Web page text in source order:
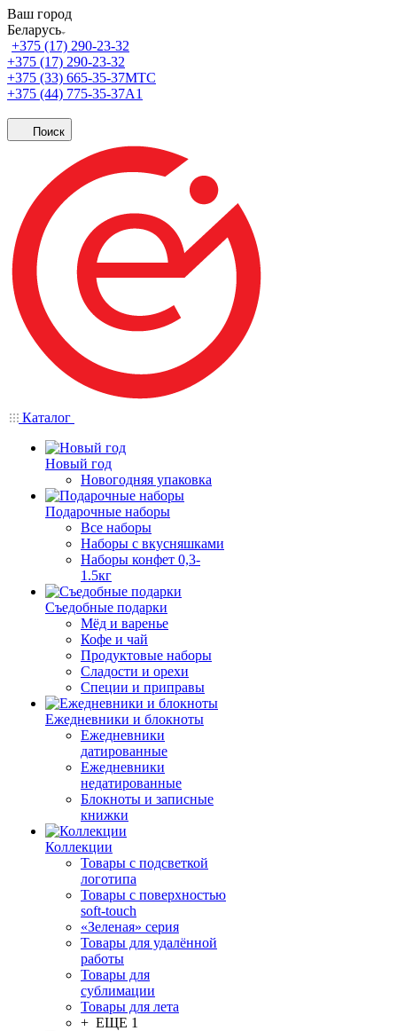
Ваш город
Беларусь
+375 (17) 290-23-32
+375 (17) 290-23-32
+375 (33) 665-35-37МТС
+375 (44) 775-35-37А1
Поиск
Каталог
Новый год
Новогодняя упаковка
Подарочные наборы
Все наборы
Наборы с вкусняшками
Наборы конфет 0,3-
1.5кг
Съедобные подарки
Мёд и варенье
Кофе и чай
Продуктовые наборы
Сладости и орехи
Специи и приправы
Ежедневники и блокноты
Ежедневники
датированные
Ежедневники
недатированные
Блокноты и записные
книжки
Коллекции
Товары с подсветкой
логотипа
Товары с поверхностью
soft-touch
«Зеленая» серия
Товары для удалённой
работы
Товары для
сублимации
Товары для лета
+ ЕЩЕ 1